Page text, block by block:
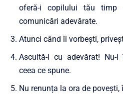
oferă-i copilului tău timp
comunicări adevărate.
Atunci când îi vorbești,
Ascultă-l cu adevărat! Nu-
ceea ce spune.
Nu renunța la ora de